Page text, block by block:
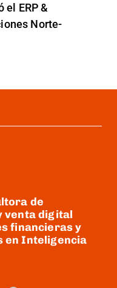
el ERP &
Norte-
de
venta digital
financieras y
en Inteligencia